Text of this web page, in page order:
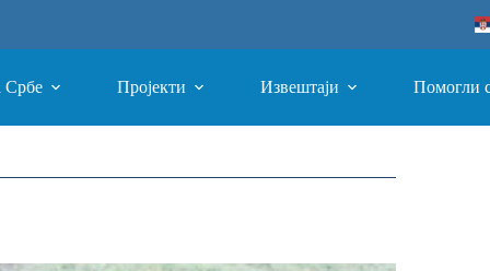
Србе Пројекти Извештаји Помогли